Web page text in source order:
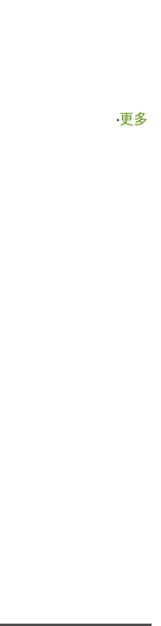
‧更多